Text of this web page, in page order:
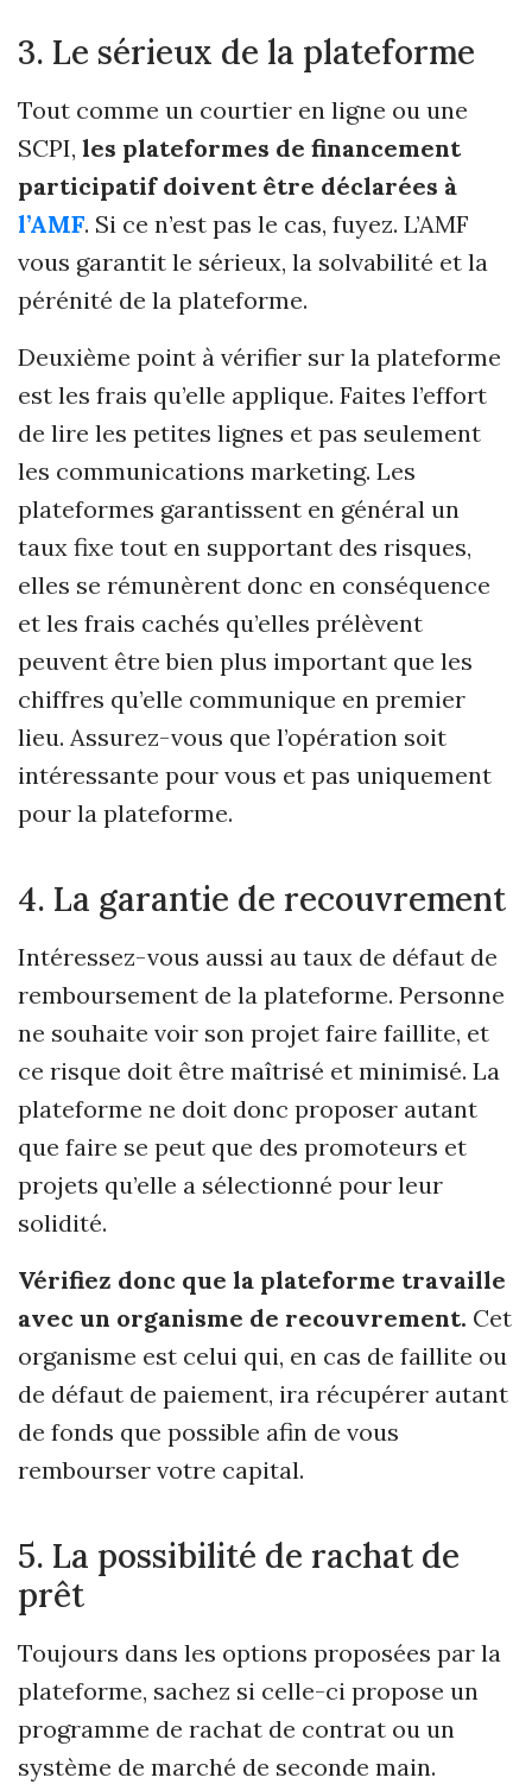
3. Le sérieux de la plateforme
Tout comme un courtier en ligne ou une
SCPI, les plateformes de financement
participatif doivent être déclarées à
l’AMF. Si ce n’est pas le cas, fuyez. L’AMF
vous garantit le sérieux, la solvabilité et la
pérénité de la plateforme.
Deuxième point à vérifier sur la plateforme
est les frais qu’elle applique. Faites l’effort
de lire les petites lignes et pas seulement
les communications marketing. Les
plateformes garantissent en général un
taux fixe tout en supportant des risques,
elles se rémunèrent donc en conséquence
et les frais cachés qu’elles prélèvent
peuvent être bien plus important que les
chiffres qu’elle communique en premier
lieu. Assurez-vous que l’opération soit
intéressante pour vous et pas uniquement
pour la plateforme.
4. La garantie de recouvrement
Intéressez-vous aussi au taux de défaut de
remboursement de la plateforme. Personne
ne souhaite voir son projet faire faillite, et
ce risque doit être maîtrisé et minimisé. La
plateforme ne doit donc proposer autant
que faire se peut que des promoteurs et
projets qu’elle a sélectionné pour leur
solidité.
Vérifiez donc que la plateforme travaille
avec un organisme de recouvrement. Cet
organisme est celui qui, en cas de faillite ou
de défaut de paiement, ira récupérer autant
de fonds que possible afin de vous
rembourser votre capital.
5. La possibilité de rachat de
prêt
Toujours dans les options proposées par la
plateforme, sachez si celle-ci propose un
programme de rachat de contrat ou un
système de marché de seconde main.